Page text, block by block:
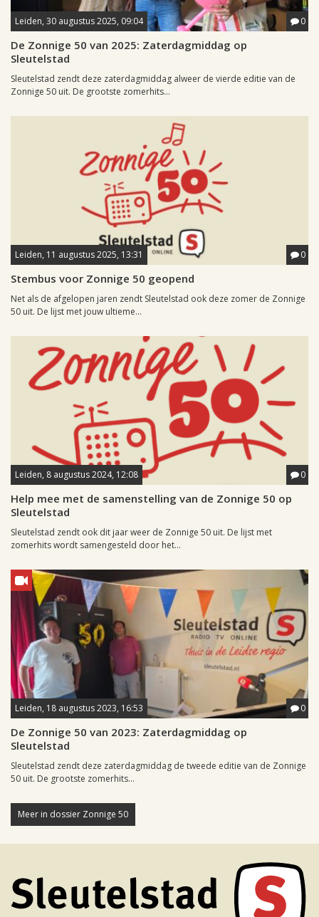
Leiden, 30 augustus 2025, 09:04 0
De Zonnige 50 van 2025: Zaterdagmiddag op
Sleutelstad
Sleutelstad zendt deze zaterdagmiddag alweer de vierde editie van de
Zonnige 50 uit. De grootste zomerhits...
Leiden, 11 augustus 2025, 13:31 0
Stembus voor Zonnige 50 geopend
Net als de afgelopen jaren zendt Sleutelstad ook deze zomer de Zonnige
50 uit. De lijst met jouw ultieme...
Leiden, 8 augustus 2024, 12:08 0
Help mee met de samenstelling van de Zonnige 50 op
Sleutelstad
Sleutelstad zendt ook dit jaar weer de Zonnige 50 uit. De lijst met
zomerhits wordt samengesteld door het...
Leiden, 18 augustus 2023, 16:53 0
De Zonnige 50 van 2023: Zaterdagmiddag op
Sleutelstad
Sleutelstad zendt deze zaterdagmiddag de tweede editie van de Zonnige
50 uit. De grootste zomerhits...
Meer in dossier Zonnige 50